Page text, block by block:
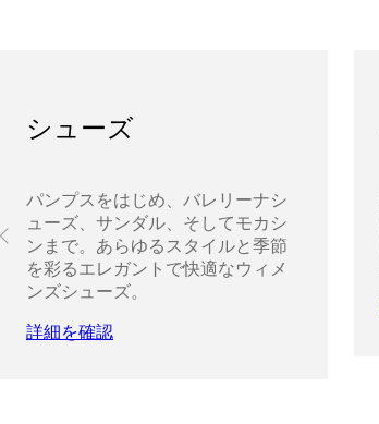
シューズ
パンプスをはじめ、バレリーナシ
ューズ、サンダル、そしてモカシ
ンまで。あらゆるスタイルと季節
を彩るエレガントで快適なウィメ
ンズシューズ。
詳細を確認